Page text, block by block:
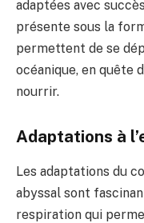
adaptées avec
présente sous la
permettent de se
océanique, en quête
nourrir.
Adaptations à
Les adaptations du
abyssal sont
respiration qui